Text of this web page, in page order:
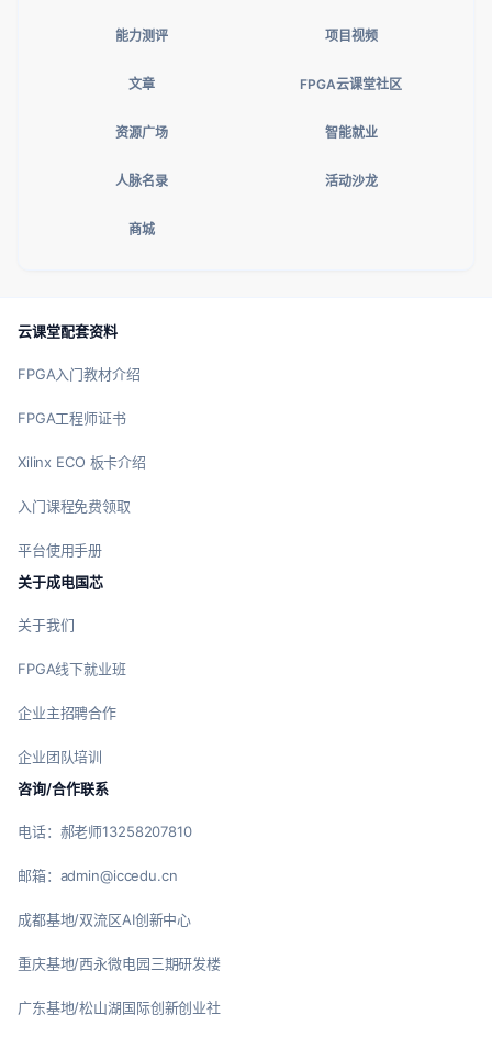
能力测评 项目视频
文章 FPGA云课堂社区
资源广场 智能就业
人脉名录 活动沙龙
商城
云课堂配套资料
FPGA入门教材介绍
FPGA工程师证书
Xilinx ECO 板卡介绍
入门课程免费领取
平台使用手册
关于成电国芯
关于我们
FPGA线下就业班
企业主招聘合作
企业团队培训
咨询/合作联系
电话：郝老师13258207810
邮箱：admin@iccedu.cn
成都基地/双流区AI创新中心
重庆基地/西永微电园三期研发楼
广东基地/松山湖国际创新创业社